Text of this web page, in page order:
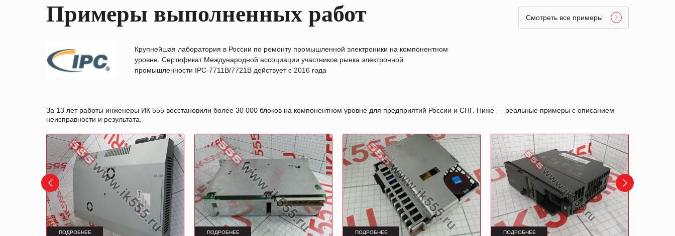
Примеры выполненных работ
Крупнейшая лаборатория в России по ремонту промышленной электроники на компонентном
уровне. Сертификат Международной ассоциации участников рынка электронной
промышленности IPC-7711B/7721B действует с 2016 года
Смотреть все примеры
За 13 лет работы инженеры ИК 555 восстановили более 30 000 блоков на компонентном уровне для предприятий России и СНГ. Ниже — реальные примеры с описанием
неисправности и результата.
ПОДРОБНЕЕ ПОДРОБНЕЕ ПОДРОБНЕЕ ПОДРОБНЕЕ